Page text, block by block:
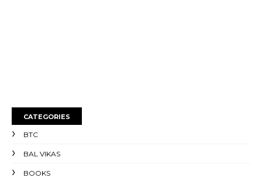
CATEGORIES
BTC
BAL VIKAS
BOOKS